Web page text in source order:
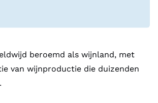
beroemd als wijnland, met
van wijnproductie die duizenden